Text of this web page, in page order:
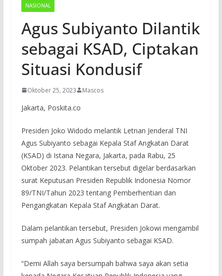
NASIONAL
Agus Subiyanto Dilantik
sebagai KSAD, Ciptakan
Situasi Kondusif
Oktober 25, 2023 Mascos
Jakarta, Poskita.co
Presiden Joko Widodo melantik Letnan Jenderal TNI
Agus Subiyanto sebagai Kepala Staf Angkatan Darat
(KSAD) di Istana Negara, Jakarta, pada Rabu, 25
Oktober 2023. Pelantikan tersebut digelar berdasarkan
surat Keputusan Presiden Republik Indonesia Nomor
89/TNI/Tahun 2023 tentang Pemberhentian dan
Pengangkatan Kepala Staf Angkatan Darat.
Dalam pelantikan tersebut, Presiden Jokowi mengambil
sumpah jabatan Agus Subiyanto sebagai KSAD.
“Demi Allah saya bersumpah bahwa saya akan setia